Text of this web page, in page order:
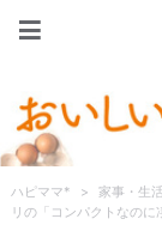
ハピママ* > 家事・生
リの「コンパクトなの